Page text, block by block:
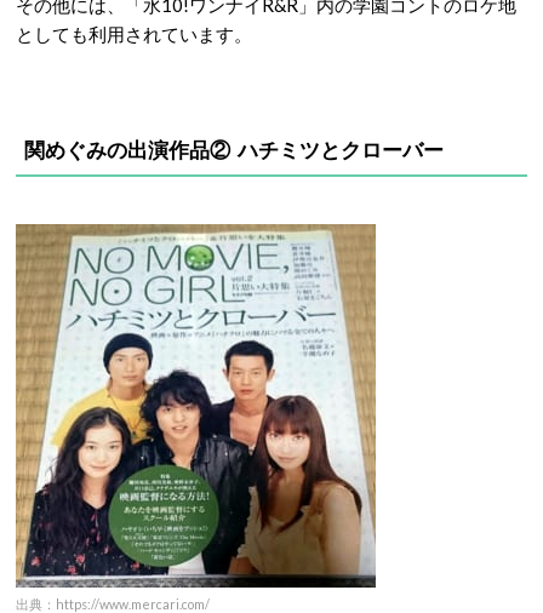
その他には、「水10!ワンナイR&R」内の学園コントのロケ地
としても利用されています。
関めぐみの出演作品② ハチミツとクローバー
出典：https://www.mercari.com/